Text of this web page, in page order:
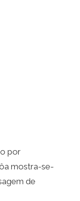
por
mostra-se-
de